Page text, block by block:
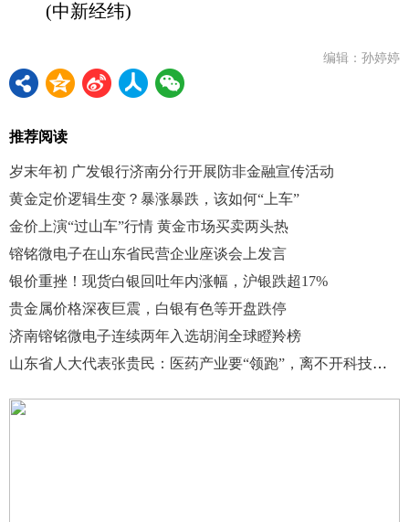
(中新经纬)
编辑：孙婷婷
推荐阅读
岁末年初 广发银行济南分行开展防非金融宣传活动
黄金定价逻辑生变？暴涨暴跌，该如何“上车”
金价上演“过山车”行情 黄金市场买卖两头热
镕铭微电子在山东省民营企业座谈会上发言
银价重挫！现货白银回吐年内涨幅，沪银跌超17%
贵金属价格深夜巨震，白银有色等开盘跌停
济南镕铭微电子连续两年入选胡润全球瞪羚榜
山东省人大代表张贵民：医药产业要“领跑”，离不开科技创新这味良方